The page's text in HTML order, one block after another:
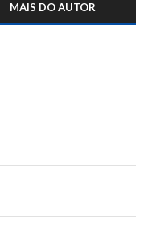
MAIS DO AUTOR